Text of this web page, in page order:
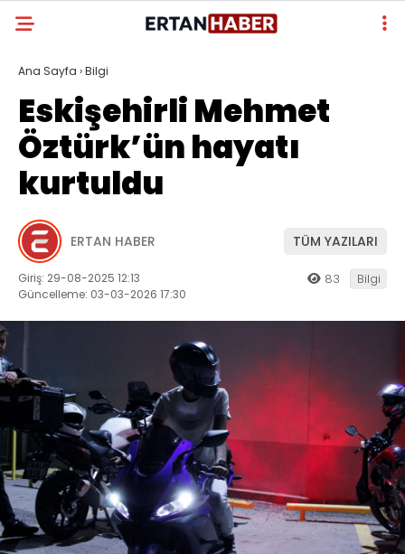
Ana Sayfa ›Bilgi
Eskişehirli Mehmet
Öztürk’ün hayatı
kurtuldu
ERTAN HABER TÜM YAZILARI
Giriş: 29-08-2025 12:13
Güncelleme: 03-03-2026 17:30
83 Bilgi